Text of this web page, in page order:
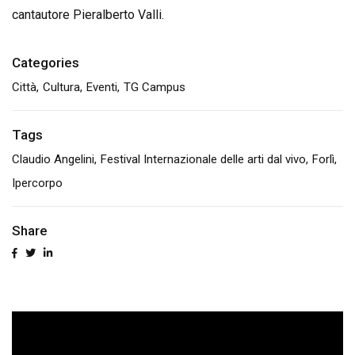
cantautore Pieralberto Valli.
Categories
Città Cultura Eventi TG Campus
Tags
Claudio Angelini Festival Internazionale delle arti dal vivo Forlì
Ipercorpo
Share